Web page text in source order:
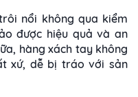
nổi không qua kiểm
được hiệu quả và an
hàng xách tay không
xứ, dễ bị tráo với sản